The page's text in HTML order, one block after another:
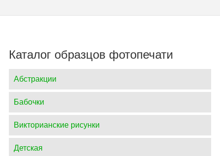
Каталог образцов фотопечати
Абстракции
Бабочки
Викторианские рисунки
Детская